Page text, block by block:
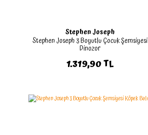
Stephen Joseph
Stephen Joseph 3 Boyutlu Çocuk Şemsiyesi
Dinozor
1.319,90 TL